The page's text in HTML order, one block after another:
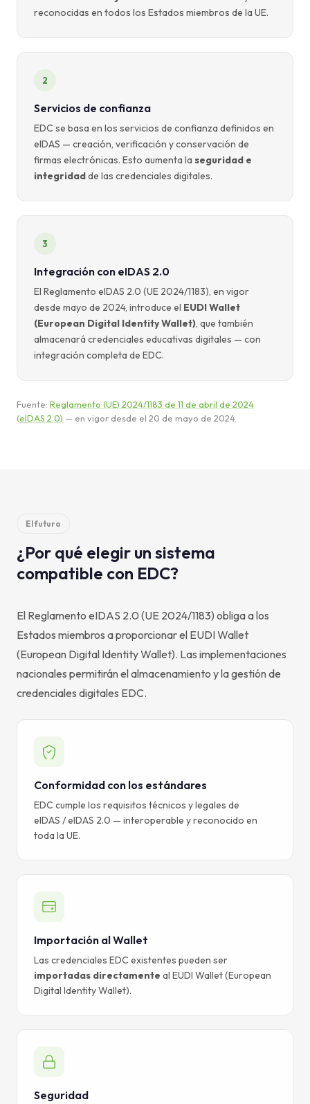
reconocidas en todos los Estados miembros de la UE.
2
Servicios de confianza
EDC se basa en los servicios de confianza definidos en
eIDAS — creación, verificación y conservación de
firmas electrónicas. Esto aumenta la seguridad e
integridadde las credenciales digitales.
3
Integración con eIDAS 2.0
El Reglamento eIDAS 2.0 (UE 2024/1183), en vigor
desde mayo de 2024, introduce el EUDI Wallet
(European Digital Identity Wallet), que también
almacenará credenciales educativas digitales — con
integración completa de EDC.
Fuente: Reglamento (UE) 2024/1183 de 11 de abril de 2024
(eIDAS 2.0) — en vigor desde el 20 de mayo de 2024.
El futuro
¿Por qué elegir un sistema
compatible con EDC?
El Reglamento eIDAS 2.0 (UE 2024/1183) obliga a los
Estados miembros a proporcionar el EUDI Wallet
(European Digital Identity Wallet). Las implementaciones
nacionales permitirán el almacenamiento y la gestión de
credenciales digitales EDC.
Conformidad con los estándares
EDC cumple los requisitos técnicos y legales de
eIDAS / eIDAS 2.0 — interoperable y reconocido en
toda la UE.
Importación al Wallet
Las credenciales EDC existentes pueden ser
importadas directamente al EUDI Wallet (European
Digital Identity Wallet).
Seguridad